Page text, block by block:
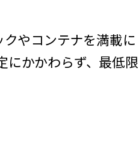
やコンテナを満載に
にかかわらず、最低限